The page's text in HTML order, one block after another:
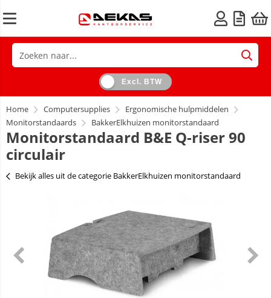
Excl. BTW
Home Computersupplies
Ergonomische hulpmiddelen
Monitorstandaards
BakkerElkhuizen monitorstandaard
Monitorstandaard B&E Q-riser 90
circulair
Bekijk alles uit de categorie BakkerElkhuizen monitorstandaard